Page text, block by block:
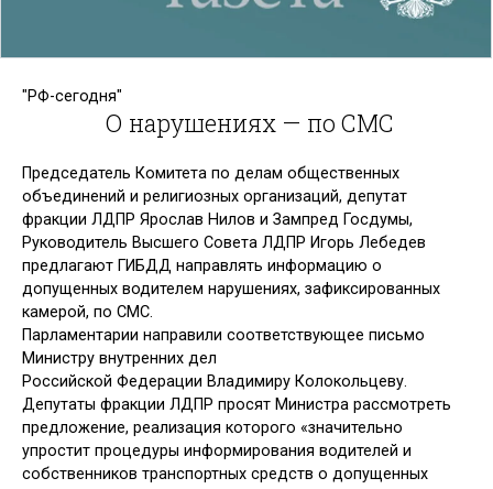
"РФ-сегодня"
О нарушениях — по СМС
Председатель Комитета по делам общественных
объединений и религиозных организаций, депутат
фракции ЛДПР Ярослав Нилов и Зампред Госдумы,
Руководитель Высшего Совета ЛДПР Игорь Лебедев
предлагают ГИБДД направлять информацию о
допущенных водителем нарушениях, зафиксированных
камерой, по СМС.
Парламентарии направили соответствующее письмо
Министру внутренних дел
Российской Федерации Владимиру Колокольцеву.
Депутаты фракции ЛДПР просят Министра рассмотреть
предложение, реализация которого «значительно
упростит процедуры информирования водителей и
собственников транспортных средств о допущенных